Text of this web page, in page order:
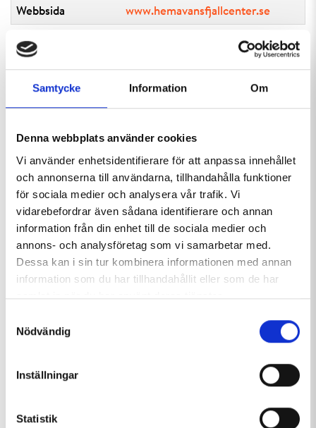
Samtycke Information Om
Denna webbplats använder cookies
Vi använder enhetsidentifierare för att anpassa innehållet
och annonserna till användarna, tillhandahålla funktioner
för sociala medier och analysera vår trafik. Vi
vidarebefordrar även sådana identifierare och annan
information från din enhet till de sociala medier och
annons- och analysföretag som vi samarbetar med.
Dessa kan i sin tur kombinera informationen med annan
information som du har tillhandahållit eller som de har
samlat in när du har använt deras tjänster.
Nödvändig
Inställningar
Statistik
Webbsida
www.hemavansfjallcenter.se
I närheten
Hemavan Tärnaby airport 0,1 km
Busstation
Attraktion
Vindelfjällens Naturum Hemavan 1 km
Kungsledens början 1 km
Fjällbotaniska trädgården 1 km
Centrumliften Hemavan, vinteröppen 0,4 km
Fakta